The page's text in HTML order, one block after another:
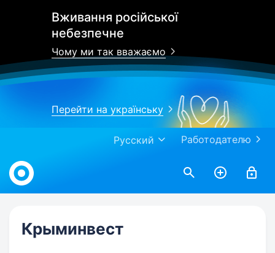
Вживання російської
небезпечне
Чому ми так вважаємо
Перейти на українську
Работодателю
Русский
Work.ua
Крыминвест